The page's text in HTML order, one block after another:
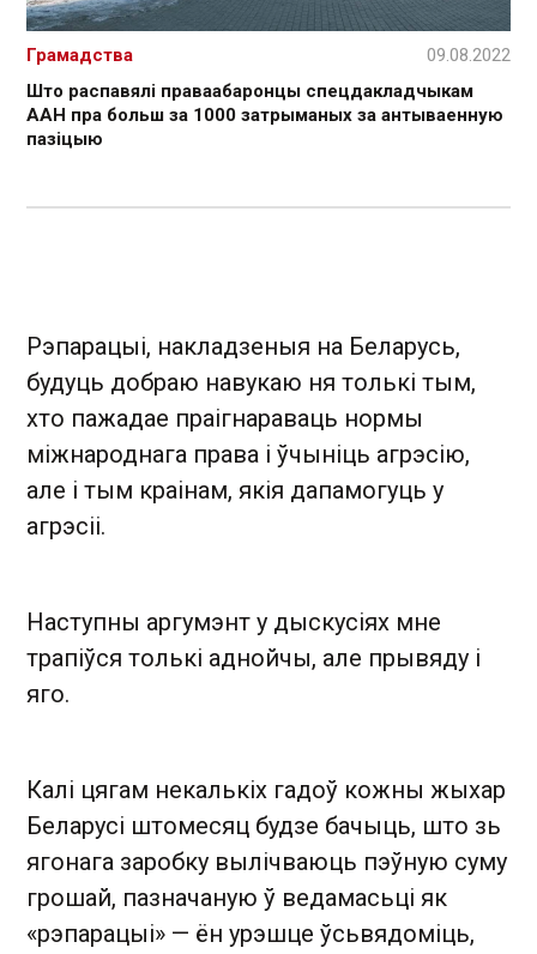
Што распавялі праваабаронцы спецдакладчыкам
ААН пра больш за 1000 затрыманых за антываенную
пазіцыю
Грамадства 09.08.2022
Рэпарацыі, накладзеныя на Беларусь,
будуць добраю навукаю ня толькі тым,
хто пажадае праігнараваць нормы
міжнароднага права і ўчыніць агрэсію,
але і тым краінам, якія дапамогуць у
агрэсіі.
Наступны аргумэнт у дыскусіях мне
трапіўся толькі аднойчы, але прывяду і
яго.
Калі цягам некалькіх гадоў кожны жыхар
Беларусі штомесяц будзе бачыць, што зь
ягонага заробку вылічваюць пэўную суму
грошай, пазначаную ў ведамасьці як
«рэпарацыі» — ён урэшце ўсьвядоміць,